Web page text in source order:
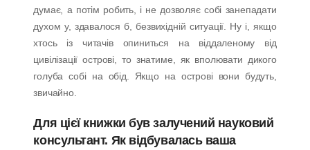
думає, а потім робить, і не дозволяє собі занепадати
духом у, здавалося б, безвихідній ситуації. Ну і, якщо
хтось із читачів опиниться на віддаленому від
цивілізації острові, то знатиме, як вполювати дикого
голуба собі на обід. Якщо на острові вони будуть,
звичайно.
Для цієї книжки був залучений науковий
консультант. Як відбувалась ваша